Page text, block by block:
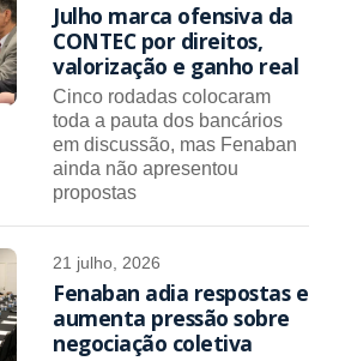
Julho marca ofensiva da
CONTEC por direitos,
valorização e ganho real
Cinco rodadas colocaram
toda a pauta dos bancários
em discussão, mas Fenaban
ainda não apresentou
propostas
21 julho, 2026
Fenaban adia respostas e
aumenta pressão sobre
negociação coletiva